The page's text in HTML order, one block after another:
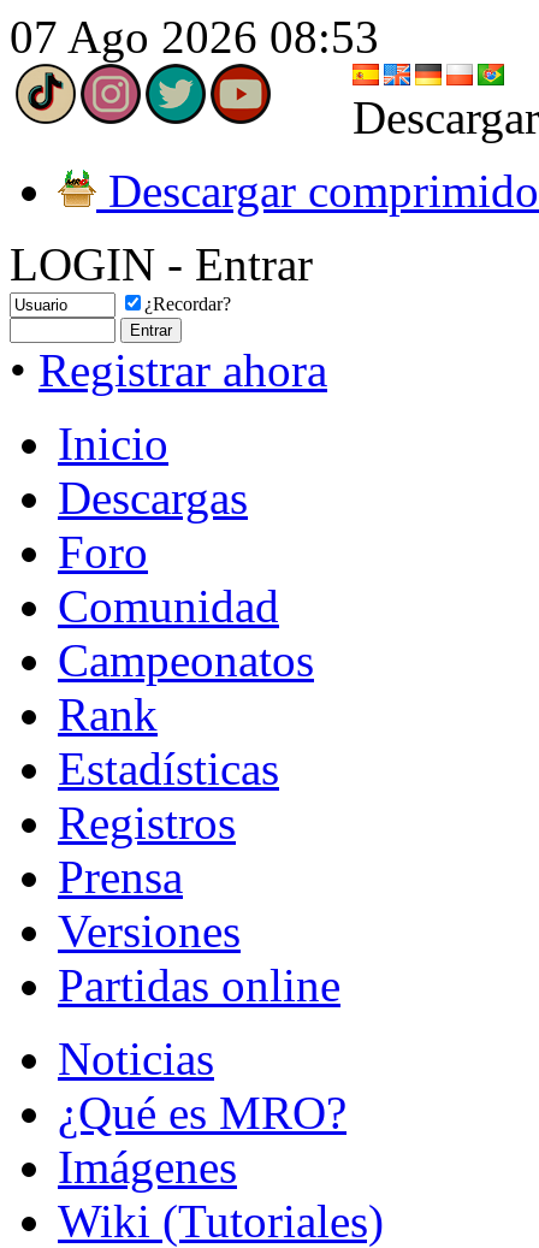
07 Ago 2026 08:53
Descargar
LOGIN - Entrar
¿Recordar?
• Registrar ahora
Inicio
Descargas
Foro
Comunidad
Campeonatos
Rank
Estadísticas
Registros
Prensa
Versiones
Partidas online
Noticias
¿Qué es MRO?
Imágenes
Wiki (Tutoriales)